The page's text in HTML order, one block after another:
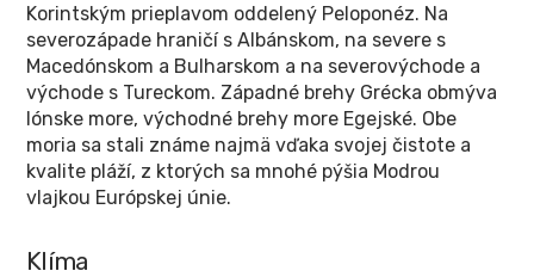
Korintským prieplavom oddelený Peloponéz. Na
severozápade hraničí s Albánskom, na severe s
Macedónskom a Bulharskom a na severovýchode a
východe s Tureckom. Západné brehy Grécka obmýva
Iónske more, východné brehy more Egejské. Obe
moria sa stali známe najmä vďaka svojej čistote a
kvalite pláží, z ktorých sa mnohé pýšia Modrou
vlajkou Európskej únie.
Klíma